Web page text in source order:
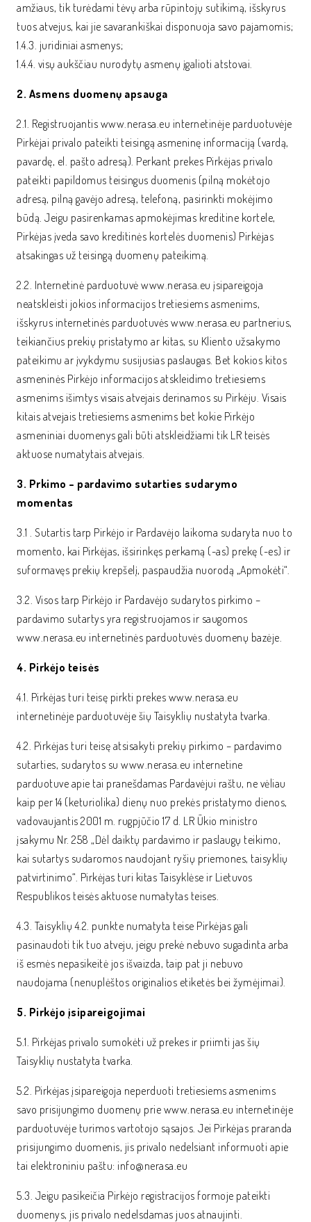
amžiaus, tik turėdami tėvų arba rūpintojų sutikimą, išskyrus
tuos atvejus, kai jie savarankiškai disponuoja savo pajamomis;
1.4.3. juridiniai asmenys;
1.4.4. visų aukščiau nurodytų asmenų įgalioti atstovai.
2. Asmens duomenų apsauga
2.1. Registruojantis www.nerasa.eu internetinėje parduotuvėje
Pirkėjai privalo pateikti teisingą asmeninę informaciją (vardą,
pavardę, el. pašto adresą). Perkant prekes Pirkėjas privalo
pateikti papildomus teisingus duomenis (pilną mokėtojo
adresą, pilną gavėjo adresą, telefoną, pasirinkti mokėjimo
būdą. Jeigu pasirenkamas apmokėjimas kreditine kortele,
Pirkėjas įveda savo kreditinės kortelės duomenis) Pirkėjas
atsakingas už teisingą duomenų pateikimą.
2.2. Internetinė parduotuvė www.nerasa.eu įsipareigoja
neatskleisti jokios informacijos tretiesiems asmenims,
išskyrus internetinės parduotuvės www.nerasa.eu partnerius,
teikiančius prekių pristatymo ar kitas, su Kliento užsakymo
pateikimu ar įvykdymu susijusias paslaugas. Bet kokios kitos
asmeninės Pirkėjo informacijos atskleidimo tretiesiems
asmenims išimtys visais atvejais derinamos su Pirkėju. Visais
kitais atvejais tretiesiems asmenims bet kokie Pirkėjo
asmeniniai duomenys gali būti atskleidžiami tik LR teisės
aktuose numatytais atvejais.
3. Prkimo – pardavimo sutarties sudarymo
momentas
3.1 . Sutartis tarp Pirkėjo ir Pardavėjo laikoma sudaryta nuo to
momento, kai Pirkėjas, išsirinkęs perkamą (-as) prekę (-es) ir
suformavęs prekių krepšelį, paspaudžia nuorodą „Apmokėti“.
3.2. Visos tarp Pirkėjo ir Pardavėjo sudarytos pirkimo –
pardavimo sutartys yra registruojamos ir saugomos
www.nerasa.eu internetinės parduotuvės duomenų bazėje.
4. Pirkėjo teisės
4.1. Pirkėjas turi teisę pirkti prekes www.nerasa.eu
internetinėje parduotuvėje šių Taisyklių nustatyta tvarka.
4.2. Pirkėjas turi teisę atsisakyti prekių pirkimo – pardavimo
sutarties, sudarytos su www.nerasa.eu internetine
parduotuve apie tai pranešdamas Pardavėjui raštu, ne vėliau
kaip per 14 (keturiolika) dienų nuo prekės pristatymo dienos,
vadovaujantis 2001 m. rugpjūčio 17 d. LR Ūkio ministro
įsakymu Nr. 258 „Dėl daiktų pardavimo ir paslaugų teikimo,
kai sutartys sudaromos naudojant ryšių priemones, taisyklių
patvirtinimo“. Pirkėjas turi kitas Taisyklėse ir Lietuvos
Respublikos teisės aktuose numatytas teises.
4.3. Taisyklių 4.2. punkte numatyta teise Pirkėjas gali
pasinaudoti tik tuo atveju, jeigu prekė nebuvo sugadinta arba
iš esmės nepasikeitė jos išvaizda, taip pat ji nebuvo
naudojama (nenuplėštos originalios etiketės bei žymėjimai).
5. Pirkėjo įsipareigojimai
5.1. Pirkėjas privalo sumokėti už prekes ir priimti jas šių
Taisyklių nustatyta tvarka.
5.2. Pirkėjas įsipareigoja neperduoti tretiesiems asmenims
savo prisijungimo duomenų prie www.nerasa.eu internetinėje
parduotuvėje turimos vartotojo sąsajos. Jei Pirkėjas praranda
prisijungimo duomenis, jis privalo nedelsiant informuoti apie
tai elektroniniu paštu: info@nerasa.eu
5.3. Jeigu pasikeičia Pirkėjo registracijos formoje pateikti
duomenys, jis privalo nedelsdamas juos atnaujinti.